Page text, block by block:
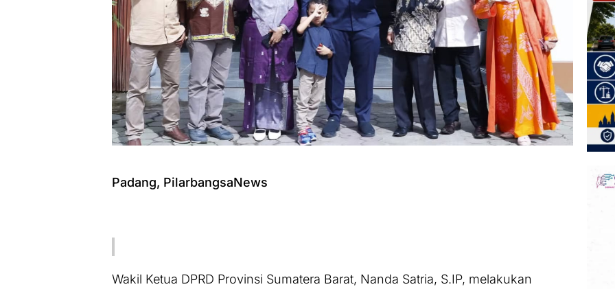
Padang, PilarbangsaNews
Wakil Ketua DPRD Provinsi Sumatera Barat, Nanda Satria, S.IP, melakukan